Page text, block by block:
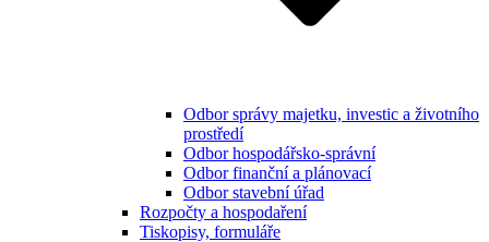
Odbor správy majetku, investic a životního
prostředí
Odbor hospodářsko-správní
Odbor finanční a plánovací
Odbor stavební úřad
Rozpočty a hospodaření
Tiskopisy, formuláře